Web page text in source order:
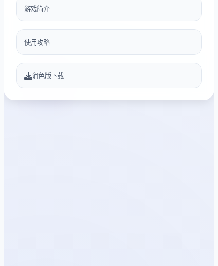
游戏简介
使用攻略
润色版下载